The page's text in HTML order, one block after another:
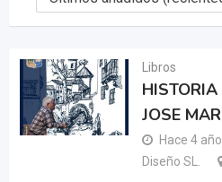
Libros
JOSE
Hace 4
Diseño SL.